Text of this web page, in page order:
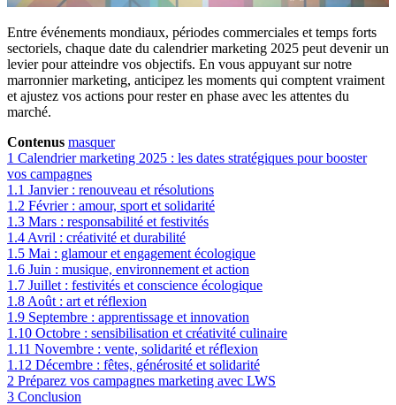
Entre événements mondiaux, périodes commerciales et temps forts
sectoriels, chaque date du calendrier marketing 2025 peut devenir un
levier pour atteindre vos objectifs. En vous appuyant sur notre
marronnier marketing, anticipez les moments qui comptent vraiment
et ajustez vos actions pour rester en phase avec les attentes du
marché.
Contenus masquer
1 Calendrier marketing 2025 : les dates stratégiques pour booster
vos campagnes
1.1 Janvier : renouveau et résolutions
1.2 Février : amour, sport et solidarité
1.3 Mars : responsabilité et festivités
1.4 Avril : créativité et durabilité
1.5 Mai : glamour et engagement écologique
1.6 Juin : musique, environnement et action
1.7 Juillet : festivités et conscience écologique
1.8 Août : art et réflexion
1.9 Septembre : apprentissage et innovation
1.10 Octobre : sensibilisation et créativité culinaire
1.11 Novembre : vente, solidarité et réflexion
1.12 Décembre : fêtes, générosité et solidarité
2 Préparez vos campagnes marketing avec LWS
3 Conclusion